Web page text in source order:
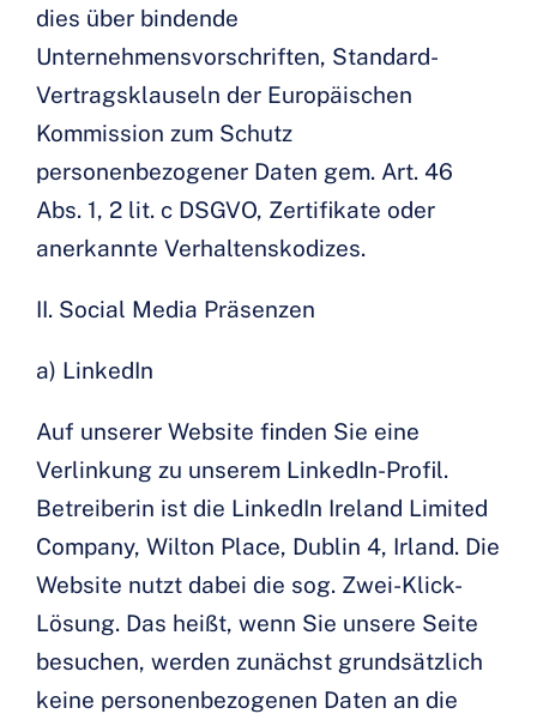
dies über bindende
Unternehmensvorschriften, Standard-
Vertragsklauseln der Europäischen
Kommission zum Schutz
personenbezogener Daten gem. Art. 46
Abs. 1, 2 lit. c DSGVO, Zertifikate oder
anerkannte Verhaltenskodizes.
II. Social Media Präsenzen
a) LinkedIn
Auf unserer Website finden Sie eine
Verlinkung zu unserem LinkedIn-Profil.
Betreiberin ist die LinkedIn Ireland Limited
Company, Wilton Place, Dublin 4, Irland. Die
Website nutzt dabei die sog. Zwei-Klick-
Lösung. Das heißt, wenn Sie unsere Seite
besuchen, werden zunächst grundsätzlich
keine personenbezogenen Daten an die